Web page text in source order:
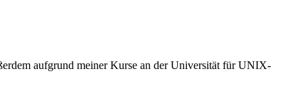
aufgrund meiner Kurse an der Universität für UNIX-